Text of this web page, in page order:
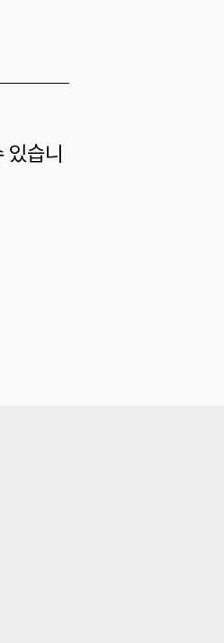
있습니